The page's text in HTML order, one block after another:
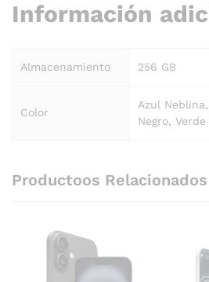
Información
Almacenamiento 256 GB
Color
Azul
Negro, Verde
Productoos Relacionados